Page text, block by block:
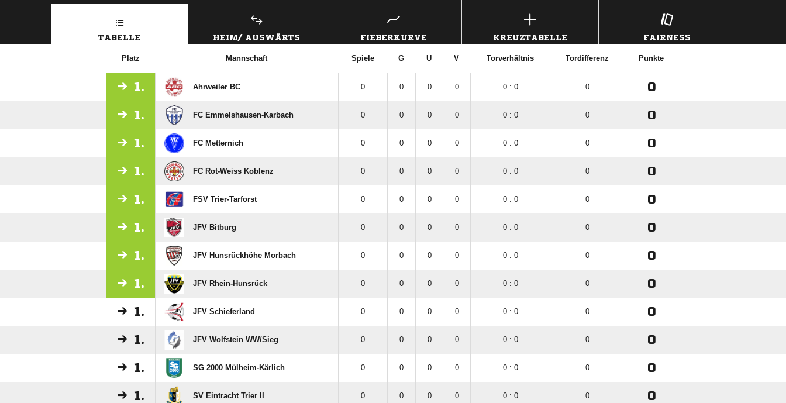
TABELLE HEIM/ AUSWÄRTS FIEBERKURVE KREUZTABELLE FAIRNESS
Platz Mannschaft Spiele G U V Torverhältnis Tordifferenz Punkte
1. Ahrweiler BC 0 0 0 0 0 : 0 0 0
1. FC Emmelshausen-Karbach 0 0 0 0 0 : 0 0 0
1. FC Metternich 0 0 0 0 0 : 0 0 0
1. FC Rot-Weiss Koblenz 0 0 0 0 0 : 0 0 0
1. FSV Trier-Tarforst 0 0 0 0 0 : 0 0 0
1. JFV Bitburg 0 0 0 0 0 : 0 0 0
1. JFV Hunsrückhöhe Morbach 0 0 0 0 0 : 0 0 0
1. JFV Rhein-Hunsrück 0 0 0 0 0 : 0 0 0
1. JFV Schieferland 0 0 0 0 0 : 0 0 0
1. JFV Wolfstein WW/​Sieg 0 0 0 0 0 : 0 0 0
1. SG 2000 Mülheim-Kärlich 0 0 0 0 0 : 0 0 0
1. SV Eintracht Trier II 0 0 0 0 0 : 0 0 0